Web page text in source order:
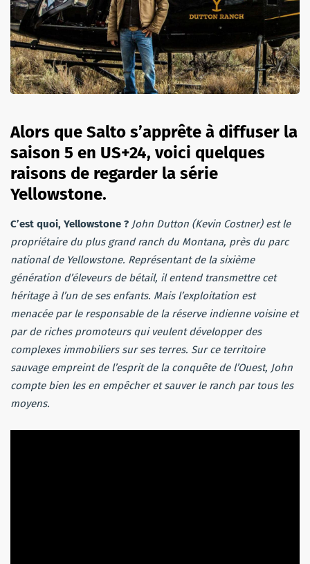
Alors que Salto s’apprête à diffuser la
saison 5 en US+24, voici quelques
raisons de regarder la série
Yellowstone.
C’est quoi, Yellowstone ? John Dutton (Kevin Costner) est le
propriétaire du plus grand ranch du Montana, près du parc
national de Yellowstone. Représentant de la sixième
génération d’éleveurs de bétail, il entend transmettre cet
héritage à l’un de ses enfants. Mais l’exploitation est
menacée par le responsable de la réserve indienne voisine et
par de riches promoteurs qui veulent développer des
complexes immobiliers sur ses terres. Sur ce territoire
sauvage empreint de l’esprit de la conquête de l’Ouest, John
compte bien les en empêcher et sauver le ranch par tous les
moyens.